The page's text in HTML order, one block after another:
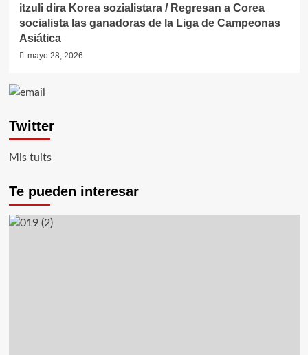
itzuli dira Korea sozialistara / Regresan a Corea
socialista las ganadoras de la Liga de Campeonas
Asiática
mayo 28, 2026
Twitter
Mis tuits
Te pueden interesar